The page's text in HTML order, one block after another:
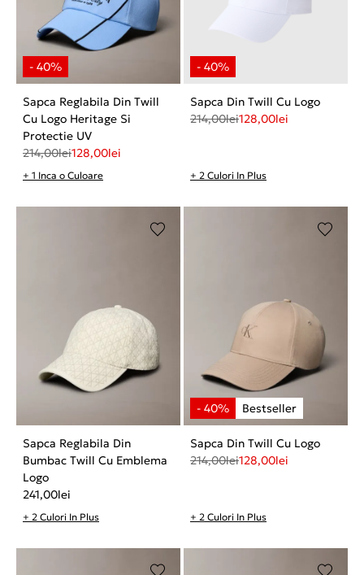
Sapca Reglabila Din Twill
Cu Logo Heritage Si
Protectie UV
214,00lei128,00lei
+ 1 Inca o Culoare
Sapca Din Twill Cu Logo
214,00lei128,00lei
+ 2 Culori In Plus
Sapca Reglabila Din
Bumbac Twill Cu Emblema
Logo
241,00lei
+ 2 Culori In Plus
Sapca Din Twill Cu Logo
214,00lei128,00lei
+ 2 Culori In Plus